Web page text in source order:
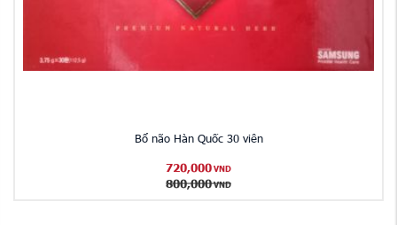
Bổ não Hàn Quốc 30 viên
720,000 VND
800,000 VND